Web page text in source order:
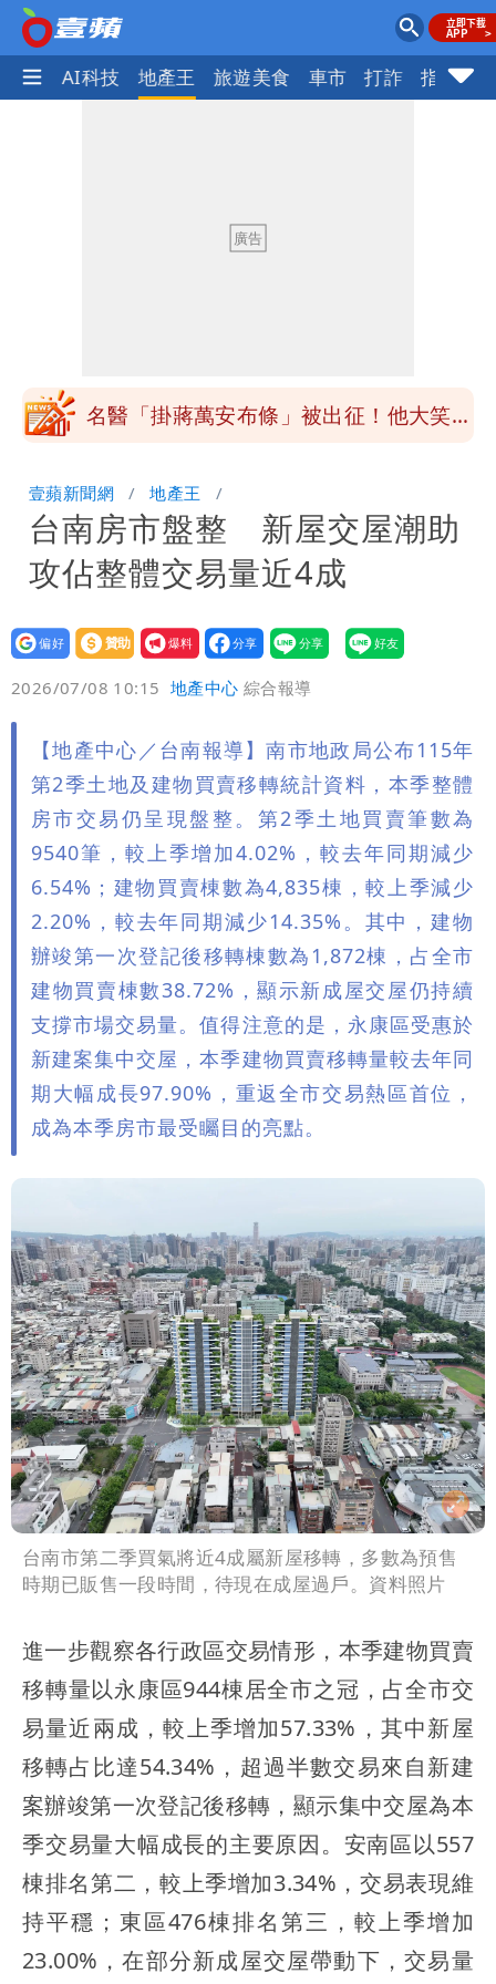
愛美 AI科技 地產王 旅遊美食 車市 打詐 指標企
楊千霈一打二帶女兒出國 崩潰哭得極狼
「海豚跳」
名醫「掛蔣萬安布條」被出征！他大笑：
笑：真的很會
白海豚大亂！航空66架次取消、船班39
航次停航
姜厚任不信嫩女友「辣手摧花」 創演藝
工會最遺憾1事
白海豚勾到「台灣陸地」了！雙眼牆旋
繞 路徑擺盪
特斯拉衝夜市…猛撞12車！民眾嚇「賓士
救好幾條人命」
他揭日本捐AZ疫苗秘辛「專為台生
產」：終還陳時中清白
白海豚「大轉彎」機率非常小！明強度有
變化
楊千霈一打二帶女兒出國 崩潰哭得極狼
狽
壹蘋新聞網 地產王
台南房市盤整 新屋交屋潮助
攻佔整體交易量近4成
設為
贊助
我要
爆料
2026/07/08 10:15 地產中心 綜合報導
【地產中心／台南報導】南市地政局公布115年
第2季土地及建物買賣移轉統計資料，本季整體
房市交易仍呈現盤整。第2季土地買賣筆數為
9540筆，較上季增加4.02%，較去年同期減少
6.54%；建物買賣棟數為4,835棟，較上季減少
2.20%，較去年同期減少14.35%。其中，建物
辦竣第一次登記後移轉棟數為1,872棟，占全市
建物買賣棟數38.72%，顯示新成屋交屋仍持續
支撐市場交易量。值得注意的是，永康區受惠於
新建案集中交屋，本季建物買賣移轉量較去年同
期大幅成長97.90%，重返全市交易熱區首位，
成為本季房市最受矚目的亮點。
台南市第二季買氣將近4成屬新屋移轉，多數為預售
時期已販售一段時間，待現在成屋過戶。資料照片
進一步觀察各行政區交易情形，本季建物買賣
移轉量以永康區944棟居全市之冠，占全市交
易量近兩成，較上季增加57.33%，其中新屋
移轉占比達54.34%，超過半數交易來自新建
案辦竣第一次登記後移轉，顯示集中交屋為本
季交易量大幅成長的主要原因。安南區以557
棟排名第二，較上季增加3.34%，交易表現維
持平穩；東區476棟排名第三，較上季增加
23.00%，在部分新成屋交屋帶動下，交易量